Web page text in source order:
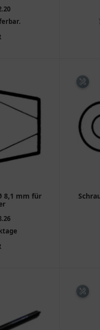
8,1 mm für